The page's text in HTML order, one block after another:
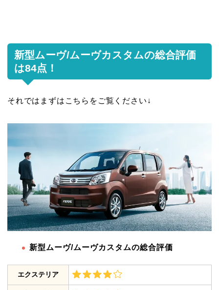
新型ムーヴ/ムーヴカスタムの総合評価
は84点！
それではまずはこちらをご覧ください↓
新型ムーヴ/ムーヴカスタムの総合評価
エクステリア